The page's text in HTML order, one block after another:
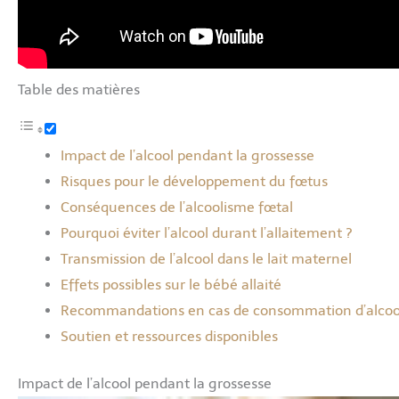
Table des matières
Impact de l’alcool pendant la grossesse
Risques pour le développement du fœtus
Conséquences de l’alcoolisme fœtal
Pourquoi éviter l’alcool durant l’allaitement ?
Transmission de l’alcool dans le lait maternel
Effets possibles sur le bébé allaité
Recommandations en cas de consommation
Soutien et ressources disponibles
Impact de l’alcool pendant la grossesse